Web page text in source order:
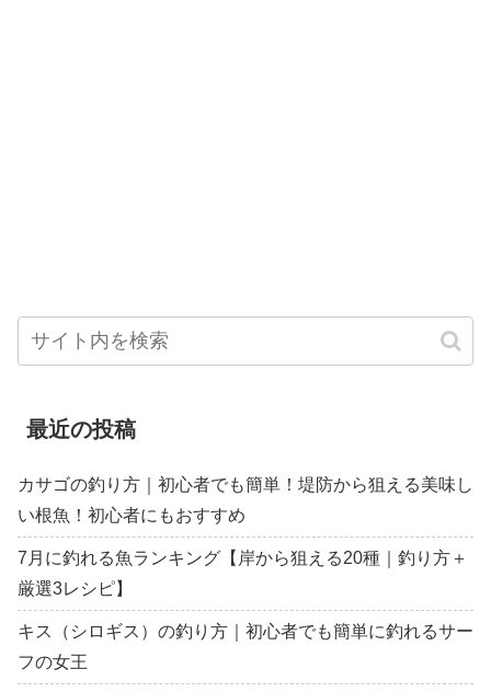
最近の投稿
カサゴの釣り方｜初心者でも簡単！堤防から狙える美味し
い根魚！初心者にもおすすめ
7月に釣れる魚ランキング【岸から狙える20種｜釣り方＋
厳選3レシピ】
キス（シロギス）の釣り方｜初心者でも簡単に釣れるサー
フの女王